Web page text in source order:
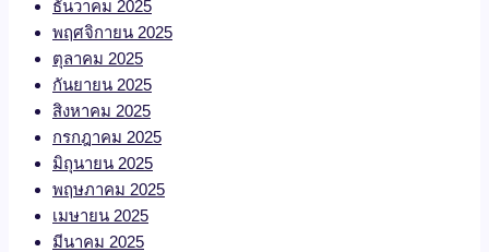
ธันวาคม 2025
พฤศจิกายน 2025
ตุลาคม 2025
กันยายน 2025
สิงหาคม 2025
กรกฎาคม 2025
มิถุนายน 2025
พฤษภาคม 2025
เมษายน 2025
มีนาคม 2025